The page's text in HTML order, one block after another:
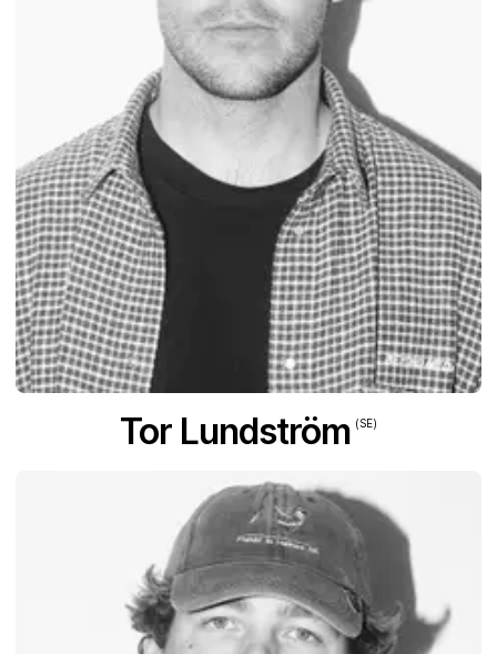
Tor Lundström (SE)